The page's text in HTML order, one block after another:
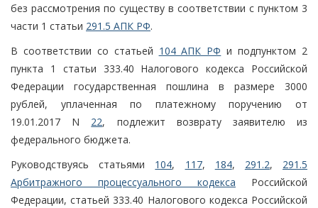
без рассмотрения по существу в соответствии с пунктом 3
части 1 статьи 291.5 АПК РФ.
В соответствии со статьей 104 АПК РФ и подпунктом 2
пункта 1 статьи 333.40 Налогового кодекса Российской
Федерации государственная пошлина в размере 3000
рублей, уплаченная по платежному поручению от
19.01.2017 N 22, подлежит возврату заявителю из
федерального бюджета.
Руководствуясь статьями 104, 117, 184, 291.2, 291.5
Арбитражного процессуального кодекса Российской
Федерации, статьей 333.40 Налогового кодекса Российской